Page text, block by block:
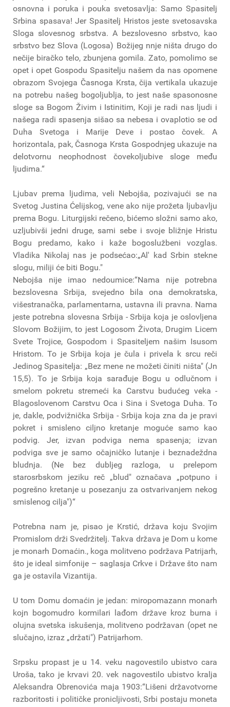
osnovna i poruka i pouka svetosavlja: Samo Spasitelj
Srbina spasava! Jer Spasitelj Hristos jeste svetosavska
Sloga slovesnog srbstva. A bezslovesno srbstvo, kao
srbstvo bez Slova (Logosa) Božijeg nnje ništa drugo do
nečije biračko telo, zbunjena gomila. Zato, pomolimo se
opet i opet Gospodu Spasitelju našem da nas opomene
obrazom Svojega Časnoga Krsta, čija vertikala ukazuje
na potrebu našeg bogoljublja, to jest naše spasonosne
sloge sa Bogom Živim i Istinitim, Koji je radi nas ljudi i
našega radi spasenja sišao sa nebesa i ovaplotio se od
Duha Svetoga i Marije Deve i postao čovek. A
horizontala, pak, Časnoga Krsta Gospodnjeg ukazuje na
delotvornu neophodnost čovekoljubive sloge među
ljudima.“
Ljubav prema ljudima, veli Nebojša, pozivajući se na
Svetog Justina Ćelijskog, vene ako nije prožeta ljubavlju
prema Bogu. Liturgijski rečeno, bićemo složni samo ako,
uzljubivši jedni druge, sami sebe i svoje bližnje Hristu
Bogu predamo, kako i kaže bogoslužbeni vozglas.
Vladika Nikolaj nas je podsećao:„Al' kad Srbin stekne
slogu, miliji će biti Bogu."
Nebojša nije imao nedoumice:“Nama nije potrebna
bezslovesna Srbija, svejedno bila ona demokratska,
višestranačka, parlamentarna, ustavna ili pravna. Nama
jeste potrebna slovesna Srbija - Srbija koja je oslovljena
Slovom Božijim, to jest Logosom Života, Drugim Licem
Svete Trojice, Gospodom i Spasiteljem našim Isusom
Hristom. To je Srbija koja je čula i privela k srcu reči
Jedinog Spasitelja: „Bez mene ne možeti činiti ništa" (Jn
15,5). To je Srbija koja sarađuje Bogu u odlučnom i
smelom pokretu stremeći ka Carstvu budućeg veka -
Blagoslovenom Carstvu Oca i Sina i Svetoga Duha. To
je, dakle, podvižnička Srbija - Srbija koja zna da je pravi
pokret i smisleno ciljno kretanje moguće samo kao
podvig. Jer, izvan podviga nema spasenja; izvan
podviga sve je samo očajničko lutanje i beznadeždna
bludnja. (Ne bez dubljeg razloga, u prelepom
starosrbskom jeziku reč „blud" označava „potpuno i
pogrešno kretanje u posezanju za ostvarivanjem nekog
smislenog cilja")“
Potrebna nam je, pisao je Krstić, država koju Svojim
Promislom drži Svedržitelj. Takva država je Dom u kome
je monarh Domaćin., koga molitveno podržava Patrijarh,
što je ideal simfonije – saglasja Crkve i Države što nam
ga je ostavila Vizantija.
U tom Domu domaćin je jedan: miropomazann monarh
kojn bogomudro kormilari lađom države kroz burna i
olujna svetska iskušenja, molitveno podržavan (opet ne
slučajno, izraz „držati") Patrijarhom.
Srpsku propast je u 14. veku nagovestilo ubistvo cara
Uroša, tako je krvavi 20. vek nagovestilo ubistvo kralja
Aleksandra Obrenovića maja 1903:“Lišeni državotvorne
razboritosti i političke pronicljivosti, Srbi postaju moneta